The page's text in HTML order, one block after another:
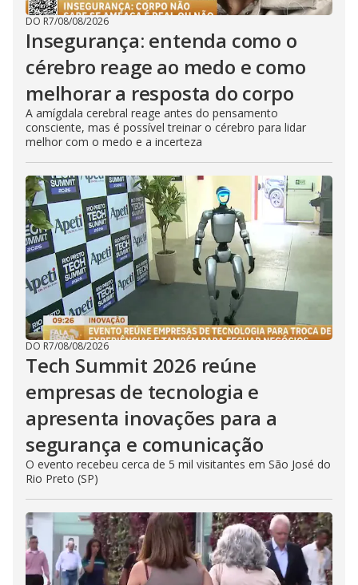
DO R7/08/08/2026
Insegurança: entenda como o
cérebro reage ao medo e como
melhorar a resposta do corpo
A amígdala cerebral reage antes do pensamento
consciente, mas é possível treinar o cérebro para lidar
melhor com o medo e a incerteza
DO R7/08/08/2026
Tech Summit 2026 reúne
empresas de tecnologia e
apresenta inovações para a
segurança e comunicação
O evento recebeu cerca de 5 mil visitantes em São José do
Rio Preto (SP)